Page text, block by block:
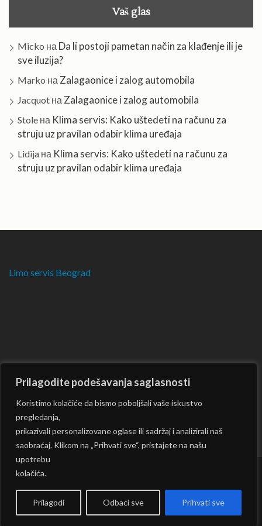
Prilagodite podešavanja saglasnosti
Koristimo kolačiće da bismo poboljšali vaše iskustvo
pregledanja,
prikazivali personalizovane oglase ili sadržaj i analizirali naš
saobraćaj. Klikom na „Prihvati sve“, pristajete na našu
upotrebu
kolačića.
Prilagodi Odbaci sve Prihvati sve
Vaš glas
Micko на Da li postoji pametan način za klađenje ili je
sve iluzija?
Marko на Zalagaonice i zalog automobila
Jacquot на Zalagaonice i zalog automobila
Stole на Klima servis: Kako uštedeti na računu za
struju uz pravilan odabir klima uređaja
Lidija на Klima servis: Kako uštedeti na računu za
struju uz pravilan odabir klima uređaja
Limo servis Beograd
Powered by: